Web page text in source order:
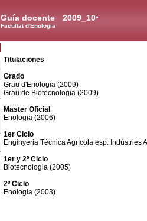
2009_10
Guía docente
Facultat d'Enologia
Titulaciones
Grado
Grau d'Enologia (2009)
Grau de Biotecnologia (2009)
Master Oficial
Enologia (2006)
1er Ciclo
Enginyeria Tècnica Agrícola esp. Indústries
1er y 2º Ciclo
Biotecnologia (2005)
2º Ciclo
Enologia (2003)